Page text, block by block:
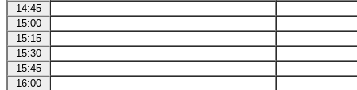
14:45
15:00
15:15
15:30
15:45
16:00